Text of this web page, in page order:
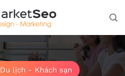
Du lịch - Khách sạn